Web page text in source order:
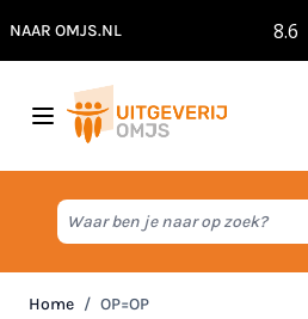
NAAR OMJS.NL 8.6
Waar ben je naar op zoek?
Home / OP=OP